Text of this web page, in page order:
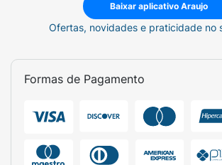
Baixar aplicativo Araujo
Ofertas, novidades e praticidade no
Formas de Pagamento